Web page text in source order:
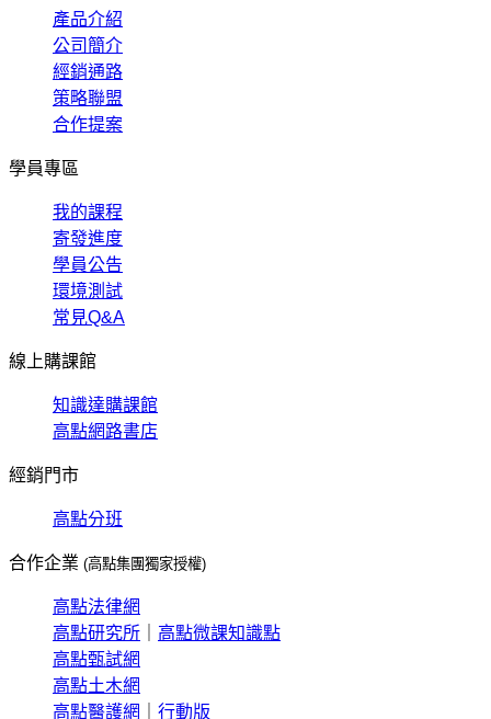
產品介紹
公司簡介
經銷通路
策略聯盟
合作提案
學員專區
我的課程
寄發進度
學員公告
環境測試
常見Q&A
線上購課館
知識達購課館
高點網路書店
經銷門市
高點分班
合作企業 (高點集團獨家授權)
高點法律網
高點研究所
高點微課知識點
高點甄試網
高點土木網
高點醫護網
行動版